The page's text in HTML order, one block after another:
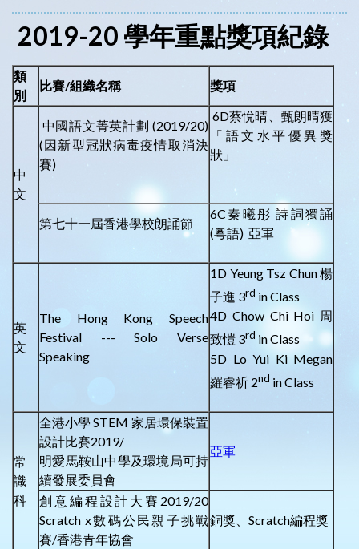
2019-20 學年重點獎項紀錄
類
別
比賽/組織名稱 獎項
中
文
中國語文菁英計劃 (2019/20)
(因新型冠狀病毒疫情取消決
賽)
6D蔡悅晴、甄朗晴獲
「語文水平優異獎
狀」
第七十一屆香港學校朗誦節
6C秦曦彤 詩詞獨誦
(粵語) 亞軍
英
文
The Hong Kong Speech
Festival --- Solo Verse
Speaking
1D Yeung Tsz Chun 楊
子進 3rd in Class
4D Chow Chi Hoi 周
致愷 3rd in Class
5D Lo Yui Ki Megan
羅睿祈 2nd in Class
常
識
科
全港小學 STEM 家居環保裝置
設計比賽2019/
明愛馬鞍山中學及環境局可持
續發展委員會
亞軍
創意編程設計大賽2019/20
Scratch x數碼公民親子挑戰
賽/香港青年協會
銅獎、Scratch編程獎